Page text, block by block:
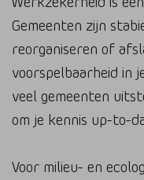
Gemeenten zijn
reorganiseren of
voorspelbaarheid in
veel gemeenten
om je kennis up-to-
Voor milieu- en